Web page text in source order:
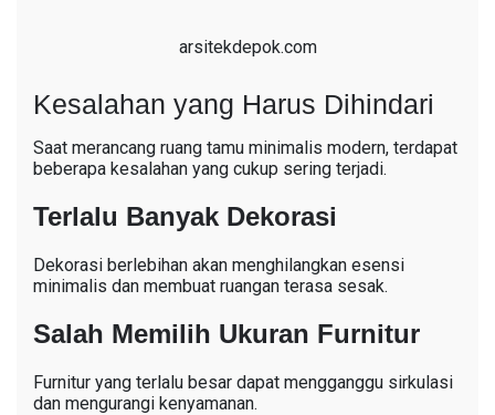
arsitekdepok.com
Kesalahan yang Harus Dihindari
Saat merancang ruang tamu minimalis modern, terdapat
beberapa kesalahan yang cukup sering terjadi.
Terlalu Banyak Dekorasi
Dekorasi berlebihan akan menghilangkan esensi
minimalis dan membuat ruangan terasa sesak.
Salah Memilih Ukuran Furnitur
Furnitur yang terlalu besar dapat mengganggu sirkulasi
dan mengurangi kenyamanan.